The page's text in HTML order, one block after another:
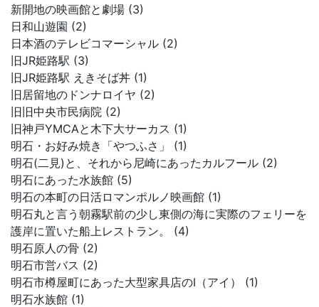
新開地の映画館と劇場 (3)
日和山遊園 (2)
日本酒のテレビコマーシャル (2)
旧JR姫路駅 (3)
旧JR姫路駅 えきそば丼 (1)
旧居留地のドンナロイヤ (2)
旧旧中央市民病院 (2)
旧神戸YMCAと木下大サーカス (1)
明石・お好み焼き「やつふさ」 (1)
明石(二見)と、それから尼崎にあったカルフール (2)
明石にあった水族館 (5)
明石の本町の日活ロマンポルノ映画館 (1)
明石丸と言う朝霧駅前の少し東側の海に実際のフェリーを
護岸に置いた船上レストラン。 (4)
明石原人の骨 (2)
明石市営バス (2)
明石市樽屋町にあった大型家具店のI（アイ） (1)
明石水族館 (1)